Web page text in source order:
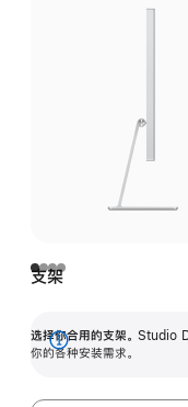
支架
选择你合用的支架。 Studio
你的各种安装需求。
展